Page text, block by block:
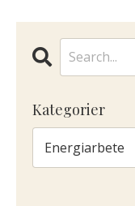
Kategorier